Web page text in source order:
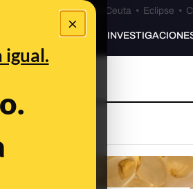
×
igual.
Especial Ceuta•Bulos Ceuta • Eclipse •
PREBUNKING